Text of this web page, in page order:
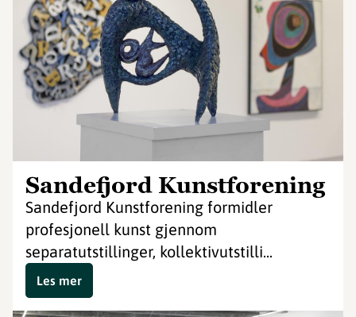
Sandefjord Kunstforening
Sandefjord Kunstforening formidler
profesjonell kunst gjennom
separatutstillinger, kollektivutstilli...
Les mer